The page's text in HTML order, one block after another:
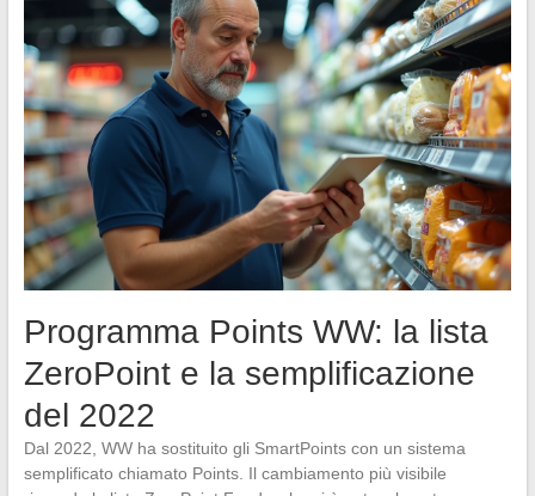
Programma Points WW: la lista
ZeroPoint e la semplificazione
del 2022
Dal 2022, WW ha sostituito gli SmartPoints con un sistema
semplificato chiamato Points. Il cambiamento più visibile